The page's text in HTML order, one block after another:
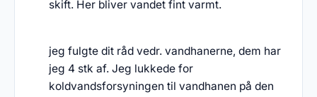
skift. Her bliver vandet fint varmt.
jeg fulgte dit råd vedr. vandhanerne, dem har
jeg 4 stk af. Jeg lukkede for
koldvandsforsyningen til vandhanen på den